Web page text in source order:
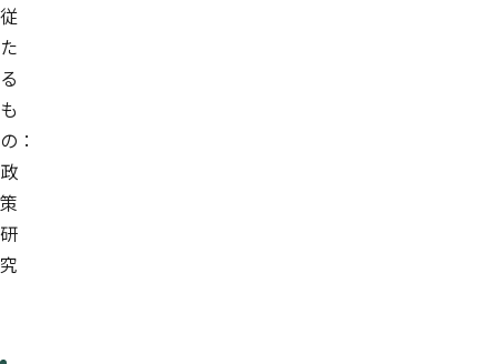
従
た
る
も
の：
政
策
研
究